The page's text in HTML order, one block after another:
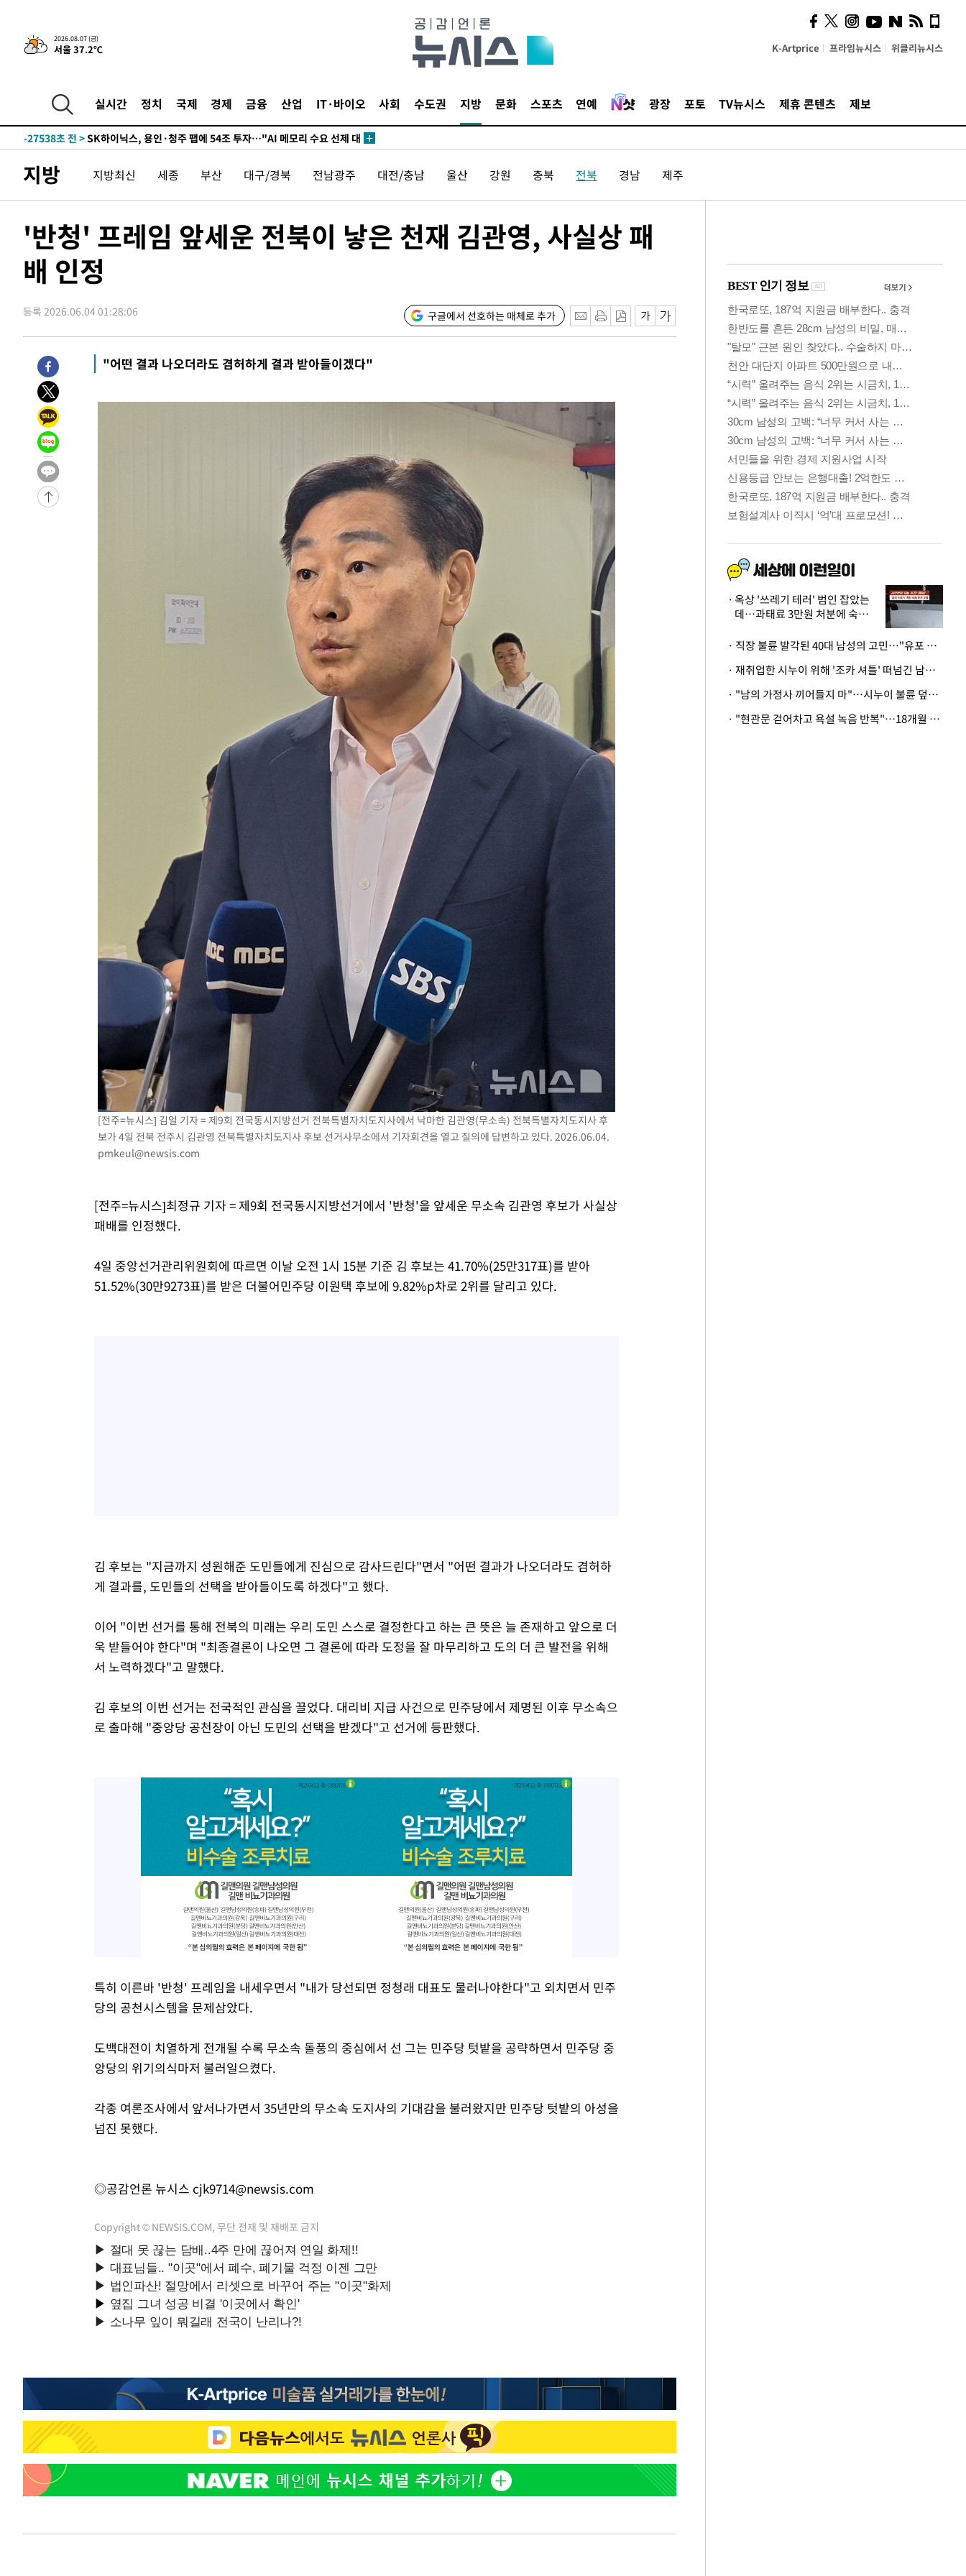
2026.08.07 (금)
서울 37.2℃ K-Artprice 프라임뉴시스 위클리뉴시스
실시간 정치 국제 경제 금융 산업 IT·바이오 사회 수도권 지방 문화 스포츠 연예 광장 포토 TV뉴시스 제휴 콘텐츠 제보
-31334초 전 >"낮 기온 소폭 하락"…수도권 폭염중대경보, 폭염경보로 하향
-31298초 전 > [속보]이 대통령, '호우피해' 안동·의성 관할 4개 면 특별재난지역
갈 수도
-29232초 전 >
낮 최고 37도 찜통더위…곳곳 소나기·강원 많은 비[내일날씨]
-27538초 전 >
응"
-24394초 전 >여자배구 이재영·이다영 자매, 아제르바이잔 투란VC 입단
-23381초 전 >
[속보]코스닥, 2.86포인트(0.36%) 내린 798.81마감
-23334초 전 >[속보]코스피, 6200선 약보합…0.60% 내린 6258.77에 마쳐
-23203초 전 > [속보] 노원서 40.1도 관측…서울, 2018년 이후 첫 40도
-20293초 전 >[속보]종합특검, '계엄 수용공간 확보' 신용해 前교정본부장 기소
-19166초 전 > 외신들도 주목한 韓축구 파문…"국민적 공분에 수사 재개"
-18159초 전 >[속보]규제합리화위원회 부위원장에 김태유 서울대 공대 교수…이
병태 후임
-14517초 전 >[속보]국힘 윤리위, '돌려차기 발언' 진종오·서범수 징계 절차 개시
-9842초 전 >
[속보] 7월 중국 수출 23.9%↑ 수입 27.5%↑…무역총액 25.3%↑
-7002초 전 >
-6868초 전 >
[속보]종합특검, '관저이전 봐주기 감사' 유병호 구속기소
-3468초 전 >
-31334초 전 >
-31298초 전 >
[속보]이 대통령, '호우피해' 안동·의성 관할 4개 면 특별재난지역
선포
-31261초 전 >
[단독]중수청 지원 검사들, 정원 초과 시 낮은 계급 임용…희망지 못
갈 수도
-29232초 전 >
낮 최고 37도 찜통더위…곳곳 소나기·강원 많은 비[내일날씨]
SK하이닉스, 용인·청주 팹에 54조 투자…"AI 메모리 수요 선제 대
여자배구 이재영·이다영 자매, 아제르바이잔 투란VC 입단
외국인 심판 성 접대 7경기 들여다보니…한국 축구 '5승 2무'
[속보]코스닥, 2.86포인트(0.36%) 내린 798.81마감
[속보]코스피, 6200선 약보합…0.60% 내린 6258.77에 마쳐
[속보]원·달러 환율, 7.7원 내린 1416.1원 마감
[속보] 노원서 40.1도 관측…서울, 2018년 이후 첫 40도
[속보]종합특검, '계엄 수용공간 확보' 신용해 前교정본부장 기소
외신들도 주목한 韓축구 파문…"국민적 공분에 수사 재개"
11시간 압수수색에 성접대 파문까지…'쑥대밭' 된 축구협회
[속보]규제합리화위원회 부위원장에 김태유 서울대 공대 교수…이
[속보]국힘 윤리위, '돌려차기 발언' 진종오·서범수 징계 절차 개시
[속보] 7월 중국 수출 23.9%↑ 수입 27.5%↑…무역총액 25.3%↑
[속보]'채상병 순직 책임' 임성근, 항소심도 징역 3년
[속보]종합특검, '관저이전 봐주기 감사' 유병호 구속기소
민주 콩고 에볼라환자 4천명 돌파, 4053명 발생 1850명 사망
지방 지방최신 세종 부산 대구/경북 전남광주 대전/충남 울산 강원 충북 전북 경남 제주
'반청' 프레임 앞세운 전북이 낳은 천재 김관영, 사실상 패
배 인정
등록 2026.06.04 01:28:06 구글에서 선호하는 매체로 추가
"어떤 결과 나오더라도 겸허하게 결과 받아들이겠다"
[전주=뉴시스] 김얼 기자 = 제9회 전국동시지방선거 전북특별자치도지사에서 낙마한 김관영(무소속) 전북특별자치도지사 후
보가 4일 전북 전주시 김관영 전북특별자치도지사 후보 선거사무소에서 기자회견을 열고 질의에 답변하고 있다. 2026.06.04.
pmkeul@newsis.com
[전주=뉴시스]최정규 기자 = 제9회 전국동시지방선거에서 '반청'을 앞세운 무소속 김관영 후보가 사실상
패배를 인정했다.
4일 중앙선거관리위원회에 따르면 이날 오전 1시 15분 기준 김 후보는 41.70%(25만317표)를 받아
51.52%(30만9273표)를 받은 더불어민주당 이원택 후보에 9.82%p차로 2위를 달리고 있다.
김 후보는 "지금까지 성원해준 도민들에게 진심으로 감사드린다"면서 "어떤 결과가 나오더라도 겸허하
게 결과를, 도민들의 선택을 받아들이도록 하겠다"고 했다.
이어 "이번 선거를 통해 전북의 미래는 우리 도민 스스로 결정한다고 하는 큰 뜻은 늘 존재하고 앞으로 더
욱 받들어야 한다"며 "최종결론이 나오면 그 결론에 따라 도정을 잘 마무리하고 도의 더 큰 발전을 위해
서 노력하겠다"고 말했다.
김 후보의 이번 선거는 전국적인 관심을 끌었다. 대리비 지급 사건으로 민주당에서 제명된 이후 무소속으
로 출마해 "중앙당 공천장이 아닌 도민의 선택을 받겠다"고 선거에 등판했다.
특히 이른바 '반청' 프레임을 내세우면서 "내가 당선되면 정청래 대표도 물러나야한다"고 외치면서 민주
당의 공천시스템을 문제삼았다.
도백대전이 치열하게 전개될 수록 무소속 돌풍의 중심에서 선 그는 민주당 텃밭을 공략하면서 민주당 중
앙당의 위기의식마저 불러일으켰다.
각종 여론조사에서 앞서나가면서 35년만의 무소속 도지사의 기대감을 불러왔지만 민주당 텃밭의 아성을
넘진 못했다.
◎공감언론 뉴시스 cjk9714@newsis.com
Copyright © NEWSIS.COM, 무단 전재 및 재배포 금지
시, 스마트폰 액세서리에
NFC 더했다
옥상 '쓰레기 테러' 범인 잡았는
데…과태료 3만원 처분에 숙박업
· 직장 불륜 발각된 40대 남성의 고민…"유포 동료 명예훼손·협박죄 고소 가능할까"
· 재취업한 시누이 위해 '조카 셔틀' 떠넘긴 남편…아내 "난 못한다"
· "남의 가정사 끼어들지 마"…시누이 불륜 덮으려는 남편에 억울한 아내
· "현관문 걷어차고 욕설 녹음 반복"…18개월 아기 키우는 집 뒤흔든 '앞집의 비극'